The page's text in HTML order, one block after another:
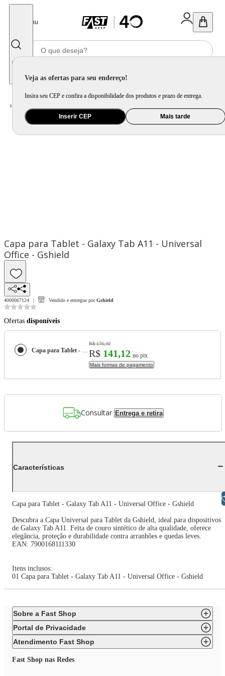
Menu
Veja as ofertas para seu endereço!
Insira seu CEP e confira a disponibilidade dos produtos e prazo de entrega.
Inserir CEP Mais tarde
Home
Capa para Tablet - Galaxy Tab A11 - Universal
Office - Gshield
4000067124 Vendido e entregue por Gshield
Ofertas disponíveis
Capa para Tablet - Galaxy Tab A11 - Universal Office - Gshield
R$ 176,40
R$ 141,12 no pix
Mais formas de pagamento
Consultar Entrega e retira
Características
Capa para Tablet - Galaxy Tab A11 - Universal Office - Gshield
Descubra a Capa Universal para Tablet da Gshield, ideal para dispositivos
de Galaxy Tab A11. Feita de couro sintético de alta qualidade, oferece
elegância, proteção e durabilidade contra arranhões e quedas leves.
EAN: 7900168111330
Itens inclusos:
01 Capa para Tablet - Galaxy Tab A11 - Universal Office - Gshield
Sobre a Fast Shop
Portal de Privacidade
Atendimento Fast Shop
Fast Shop nas Redes